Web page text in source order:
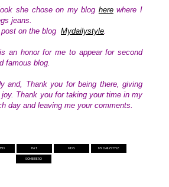
she chose on my blog herewhere I
jeans.
on the blog Mydailystyle.
is an honor for me to appear for second
famous blog.
and, Thank you for being there, giving
joy. Thank you for taking your time in my
day and leaving me your comments.
HAT MDS MYDAILYSTYLE
SOMBRERO